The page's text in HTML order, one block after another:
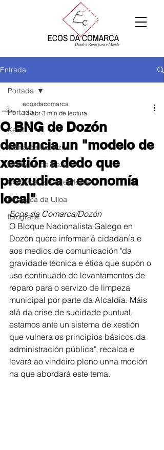
Entrada
Portada
Xeral
Comarca de Arzúa
Comarca de Deza
Comarca Terra de Melide
Comarca da Ulloa
fotografía
Portada
O BNG de Dozón
denuncia un "modelo de
xestión a dedo que
prexudica a economía
local"
ecosdacomarca
14 abr 3 min de lectura
Ecos da Comarca/Dozón
O Bloque Nacionalista Galego en
Dozón quere informar á cidadanía e
aos medios de comunicación "da
gravidade técnica e ética que supón o
uso continuado de levantamentos de
reparo para o servizo de limpeza
municipal por parte da Alcaldía. Máis
alá da crise de sucidade puntual,
estamos ante un sistema de xestión
que vulnera os principios básicos da
administración pública", recalca e
levará ao vindeiro pleno unha moción
na que abordará este tema.